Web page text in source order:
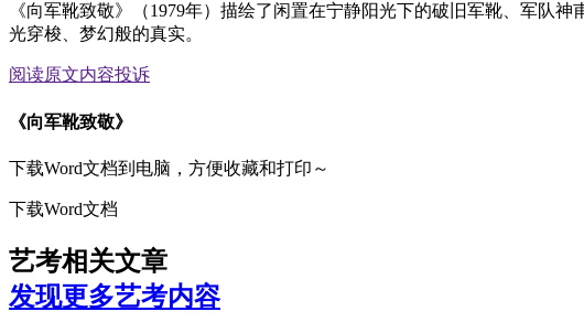
《向军靴致敬》（1979年）描绘了闲置在宁静阳光下的破旧军靴、军队
光穿梭、梦幻般的真实。
阅读原文内容投诉
《向军靴致敬》
下载Word文档到电脑，方便收藏和打印～
下载Word文档
艺考相关文章
发现更多艺考内容